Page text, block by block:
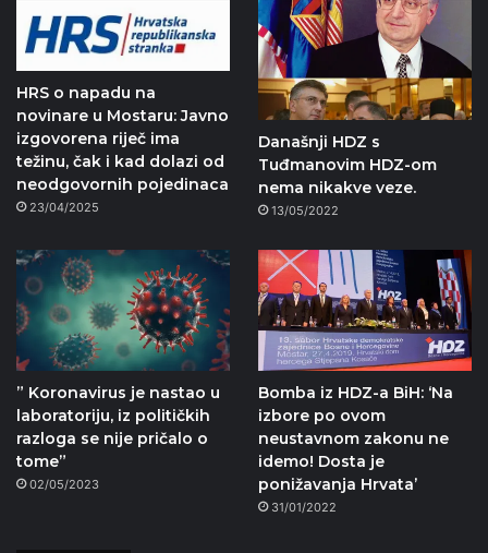
HRS o napadu na
novinare u Mostaru: Javno
izgovorena riječ ima
težinu, čak i kad dolazi od
neodgovornih pojedinaca
23/04/2025
Današnji HDZ s
Tuđmanovim HDZ-om
nema nikakve veze.
13/05/2022
” Koronavirus je nastao u
laboratoriju, iz političkih
razloga se nije pričalo o
tome”
02/05/2023
Bomba iz HDZ-a BiH: ‘Na
izbore po ovom
neustavnom zakonu ne
idemo! Dosta je
ponižavanja Hrvata’
31/01/2022